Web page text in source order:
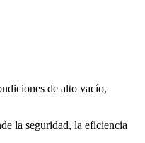
de alto vacío,
la seguridad, la eficiencia